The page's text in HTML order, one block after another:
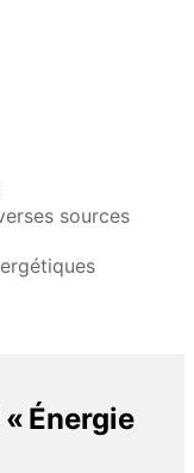
sources
Énergie